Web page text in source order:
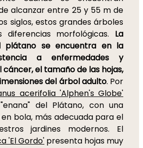
alcanzar entre 25 y 55 m de
siglos, estos grandes árboles
diferencias morfológicas. La
plátano se encuentra en la
a enfermedades y
el tamaño de las hojas,
del árbol adulto. Por
acerifolia 'Alphen's Globe'
del Plátano, con una
bola, más adecuada para el
jardines modernos. El
'El Gordo' presenta hojas muy